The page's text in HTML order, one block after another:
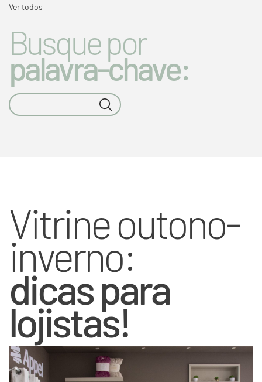
Ver todos
Busque por
palavra-chave:
Vitrine outono-
inverno:
dicas para
lojistas!